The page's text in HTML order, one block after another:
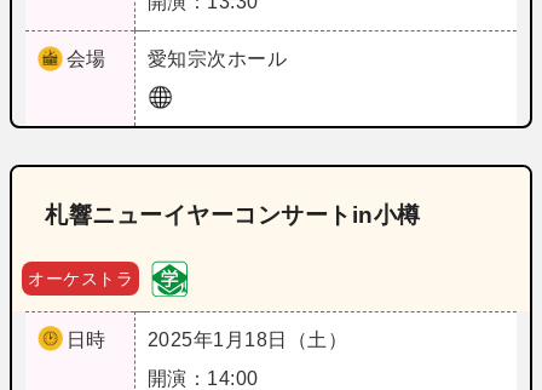
会場 愛知宗次ホール
札響ニューイヤーコンサートin小樽
オーケストラ
日時
2025年1月18日（土）
開演：14:00